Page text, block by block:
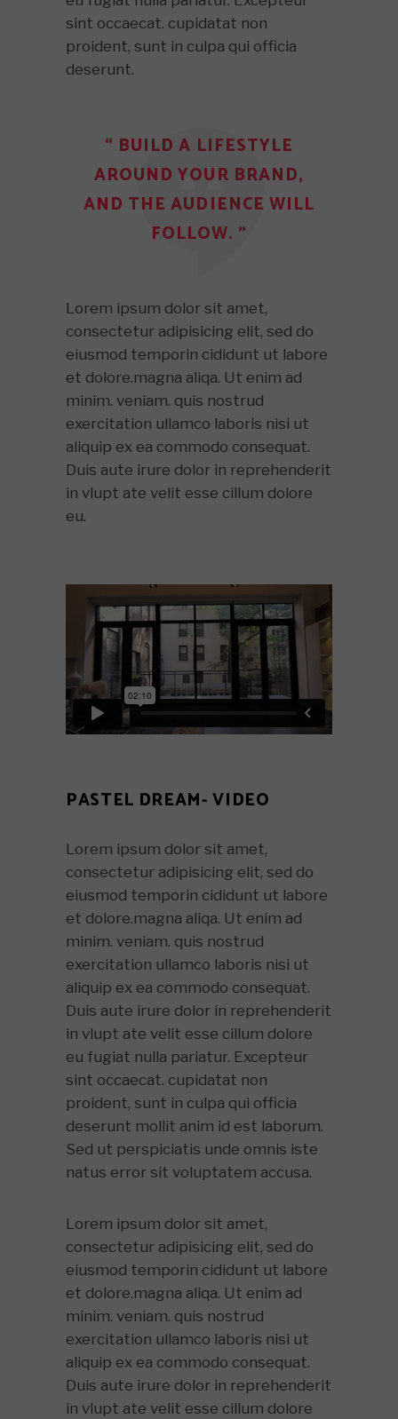
sint occaecat. cupidatat non
proident, sunt in culpa qui officia
deserunt.
“ BUILD A LIFESTYLE
AROUND YOUR BRAND,
AND THE AUDIENCE WILL
FOLLOW. ”
Lorem ipsum dolor sit amet,
consectetur adipisicing elit, sed do
eiusmod temporin cididunt ut labore
et dolore.magna aliqa. Ut enim ad
minim. veniam. quis nostrud
exercitation ullamco laboris nisi ut
aliquip ex ea commodo consequat.
Duis aute irure dolor in reprehenderit
in vlupt ate velit esse cillum dolore
eu.
PASTEL DREAM- VIDEO
Lorem ipsum dolor sit amet,
consectetur adipisicing elit, sed do
eiusmod temporin cididunt ut labore
et dolore.magna aliqa. Ut enim ad
minim. veniam. quis nostrud
exercitation ullamco laboris nisi ut
aliquip ex ea commodo consequat.
Duis aute irure dolor in reprehenderit
in vlupt ate velit esse cillum dolore
eu fugiat nulla pariatur. Excepteur
sint occaecat. cupidatat non
proident, sunt in culpa qui officia
deserunt mollit anim id est laborum.
Sed ut perspiciatis unde omnis iste
natus error sit voluptatem accusa.
Lorem ipsum dolor sit amet,
consectetur adipisicing elit, sed do
eiusmod temporin cididunt ut labore
et dolore.magna aliqa. Ut enim ad
minim. veniam. quis nostrud
exercitation ullamco laboris nisi ut
aliquip ex ea commodo consequat.
Duis aute irure dolor in reprehenderit
in vlupt ate velit esse cillum dolore